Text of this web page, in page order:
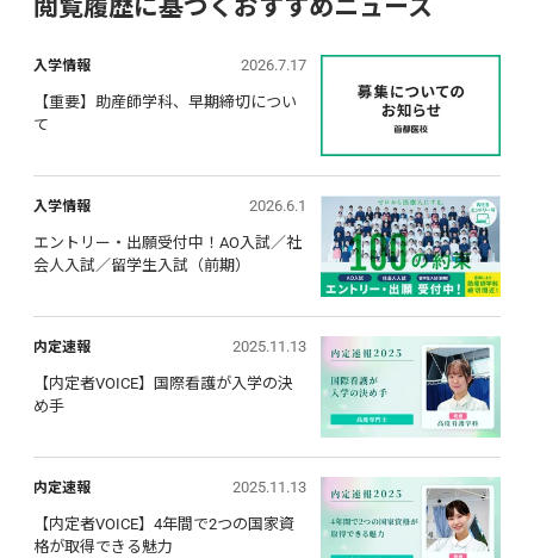
閲覧履歴に基づくおすすめニュース
入学情報 2026.7.17
【重要】助産師学科、早期締切につい
て
入学情報 2026.6.1
エントリー・出願受付中！AO入試／社
会人入試／留学生入試（前期）
内定速報 2025.11.13
【内定者VOICE】国際看護が入学の決
め手
内定速報 2025.11.13
【内定者VOICE】4年間で2つの国家資
格が取得できる魅力